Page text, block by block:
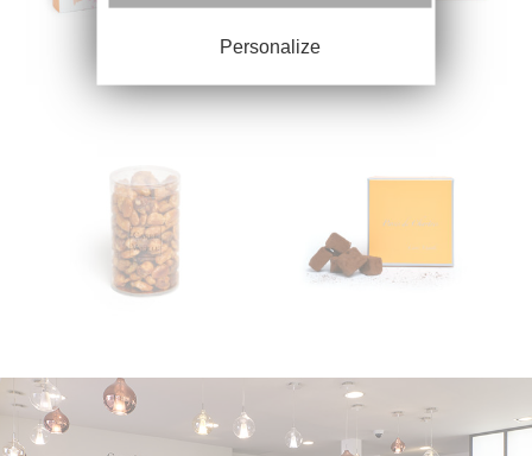
Personalize